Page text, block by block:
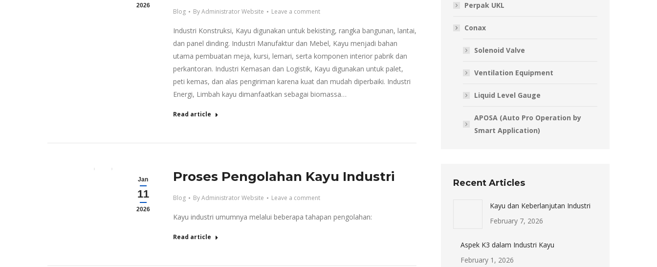
2026
Blog ByAdministrator Website Leave a comment
Industri Konstruksi, Kayu digunakan untuk bekisting, rangka bangunan, lantai,
dan panel dinding. Industri Manufaktur dan Mebel, Kayu menjadi bahan
utama pembuatan meja, kursi, lemari, serta komponen interior pabrik dan
perkantoran. Industri Kemasan dan Logistik, Kayu digunakan untuk palet,
peti kemas, dan alas pengiriman karena kuat dan mudah diperbaiki. Industri
Energi, Limbah kayu dimanfaatkan sebagai biomassa…
Read article
Jan
11
2026
Proses Pengolahan Kayu Industri
Blog ByAdministrator Website Leave a comment
Kayu industri umumnya melalui beberapa tahapan pengolahan:
Read article
Perpak UKL
Conax
Solenoid Valve
Ventilation Equipment
Liquid Level Gauge
APOSA (Auto Pro Operation by
Smart Application)
Recent Articles
Kayu dan Keberlanjutan Industri
February 7, 2026
Aspek K3 dalam Industri Kayu
February 1, 2026